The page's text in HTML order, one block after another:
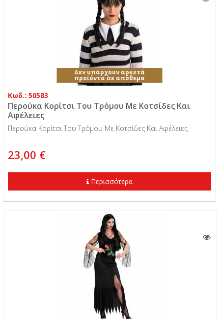
Δεν υπάρχουν αρκετά
προϊόντα σε απόθεμα
Κωδ.: 50583
Περούκα Κορίτσι Του Τρόμου Με Κοτσίδες Και
Αφέλειες
Περούκα Κορίτσι Του Τρόμου Με Κοτσίδες Και Αφέλειες
23,00 €
Περισσότερα